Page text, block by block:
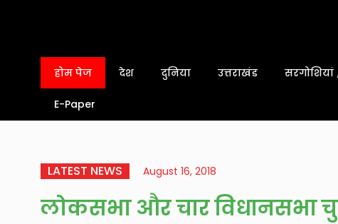
होम पेज देश दुनिया उत्तराखंड
E-Paper
LATEST NEWS August 16, 2018
लोकसभा और चार विधानसभा